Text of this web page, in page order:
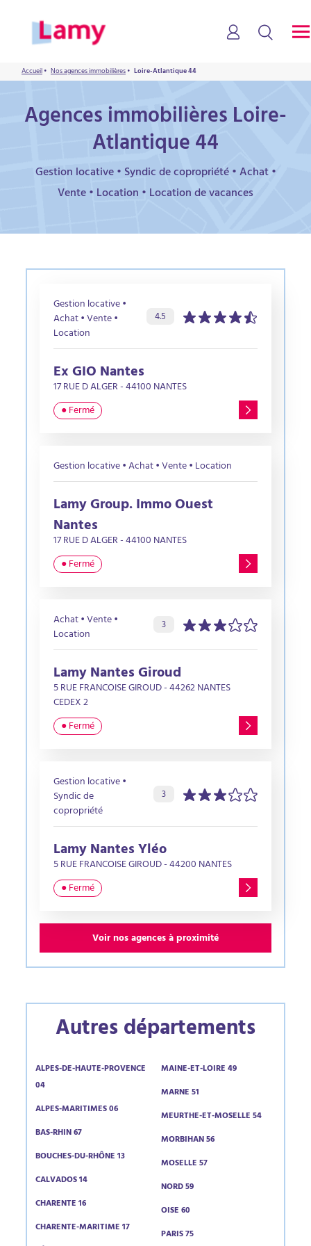
Accueil• Nos agences immobilières• Loire-Atlantique 44
Agences immobilières Loire-
Atlantique 44
Gestion locative • Syndic de copropriété • Achat •
Vente • Location • Location de vacances
Gestion locative •
Achat • Vente •
Location
Évaluation de l’agence :
4.5sur 5 étoiles
Ex GIO Nantes
17 RUE D ALGER - 44100 NANTES
● Fermé
Gestion locative • Achat • Vente • Location
Lamy Group. Immo Ouest
Nantes
17 RUE D ALGER - 44100 NANTES
● Fermé
Achat • Vente •
Location
Évaluation de l’agence :
3sur 5 étoiles
Lamy Nantes Giroud
5 RUE FRANCOISE GIROUD - 44262 NANTES
CEDEX 2
● Fermé
Gestion locative •
Syndic de
copropriété
Évaluation de l’agence :
3sur 5 étoiles
Lamy Nantes Yléo
5 RUE FRANCOISE GIROUD - 44200 NANTES
● Fermé
Voir nos agences à proximité
Autres départements
ALPES-DE-HAUTE-PROVENCE
04
ALPES-MARITIMES 06
BAS-RHIN 67
BOUCHES-DU-RHÔNE 13
CALVADOS 14
CHARENTE 16
CHARENTE-MARITIME 17
MAINE-ET-LOIRE 49
MARNE 51
MEURTHE-ET-MOSELLE 54
MORBIHAN 56
MOSELLE 57
NORD 59
OISE 60
PARIS 75